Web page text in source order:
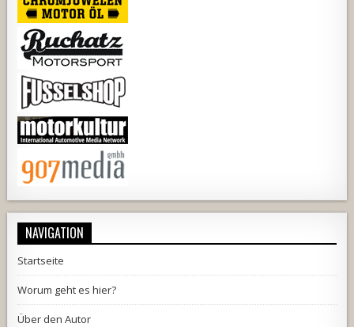
NAVIGATION
Startseite
Worum geht es hier?
Über den Autor